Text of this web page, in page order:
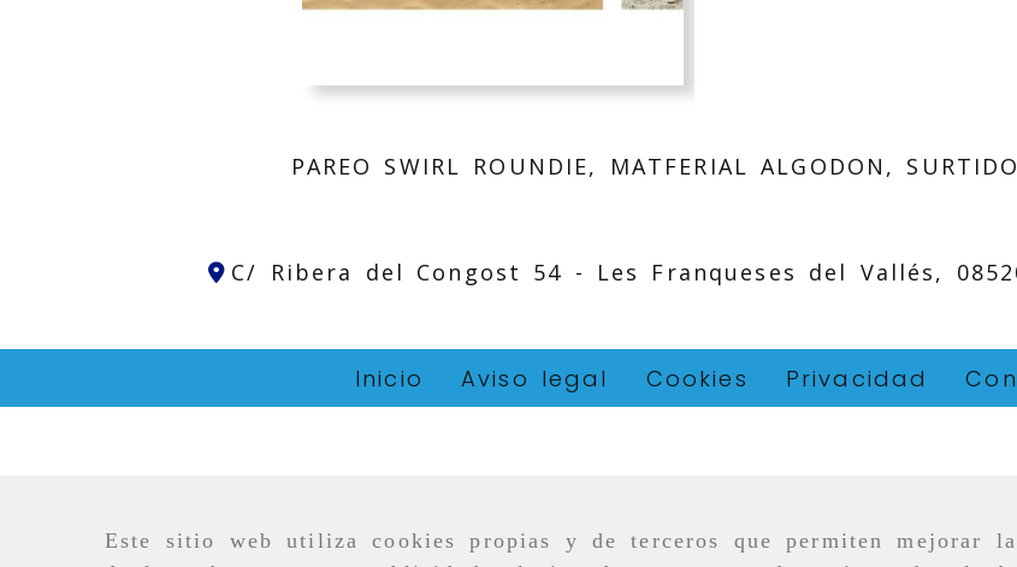
Este sitio web utiliza cookies propias y de terceros que permiten mejorar
PAREO SWIRL ROUNDIE, MATFERIAL ALGODON,
C/ Ribera del Congost 54 - Les Franqueses del Vallés,
Inicio Aviso legal Cookies Privacidad